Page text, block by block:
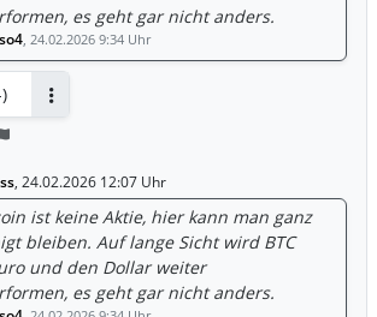
es geht gar nicht anders.
, 24.02.2026 9:34 Uhr
, 24.02.2026 12:07 Uhr
ist keine Aktie, hier kann man ganz
bleiben. Auf lange Sicht wird BTC
und den Dollar weiter
es geht gar nicht anders.